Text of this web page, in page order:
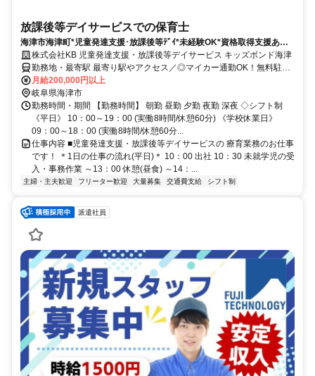
放課後等デイサービスでの保育士
海津市海津町*児童発達支援･放課後等ﾃﾞｲ*未経験OK*資格取得支援あり*
無料駐車場あり!
株式会社KB 児童発達支援・放課後等デイサービス キッズボンド海津
勤務地・最寄駅 最寄り駅やアクセス／◎マイカー通勤OK！無料駐車
場あり♪
月給200,000円以上
岐阜県海津市
勤務時間・期間 【勤務時間】 朝勤 昼勤 夕勤 夜勤 深夜 ◇シフト制
《平日》 10：00～19：00 (実働8時間/休憩60分) 《学校休業日》
09：00～18：00 (実働8時間/休憩60分...
仕事内容 ■児童発達支援・放課後等デイサービスの 療育業務のお仕事
です！ ＊1日の仕事の流れ(平日)＊ 10：00 出社 10：30 未就学児の受
入・事務作業 ～13：00 休憩(昼食) ～14：...
主婦・主夫歓迎 フリーター歓迎 大量募集 交通費支給 シフト制
派遣社員